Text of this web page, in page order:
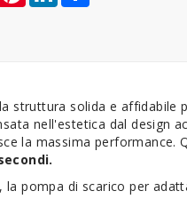
struttura solida e affidabile
nell'estetica dal design
la massima performance.
pompa di scarico per